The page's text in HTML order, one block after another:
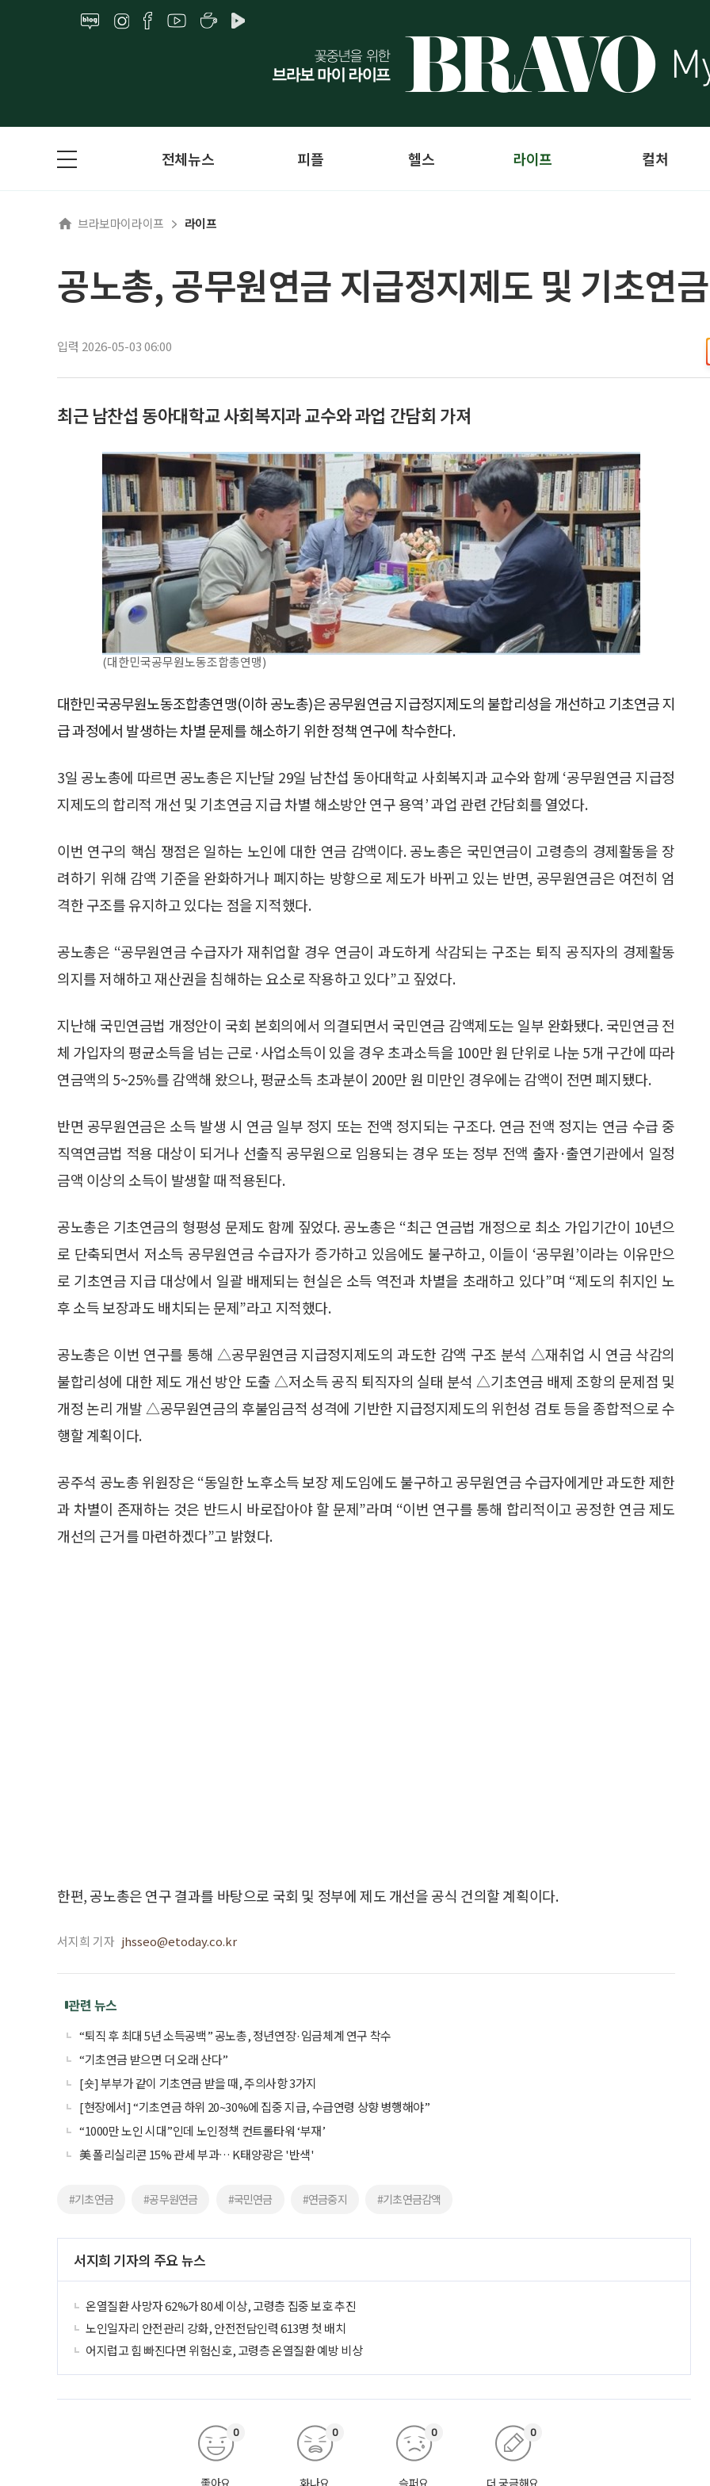
전체뉴스 피플 헬스 라이프 컬처
브라보마이라이프 라이프
공노총, 공무원연금 지급정지제도 및 기초연
입력 2026-05-03 06:00
최근 남찬섭 동아대학교 사회복지과 교수와 과업 간담회 가져
(대한민국공무원노동조합총연맹)
대한민국공무원노동조합총연맹(이하 공노총)은 공무원연금 지급정지제도의 불합리성을 개선하고 기초연금 지
급 과정에서 발생하는 차별 문제를 해소하기 위한 정책 연구에 착수한다.
3일 공노총에 따르면 공노총은 지난달 29일 남찬섭 동아대학교 사회복지과 교수와 함께 ‘공무원연금 지급정
지제도의 합리적 개선 및 기초연금 지급 차별 해소방안 연구 용역’ 과업 관련 간담회를 열었다.
이번 연구의 핵심 쟁점은 일하는 노인에 대한 연금 감액이다. 공노총은 국민연금이 고령층의 경제활동을 장
려하기 위해 감액 기준을 완화하거나 폐지하는 방향으로 제도가 바뀌고 있는 반면, 공무원연금은 여전히 엄
격한 구조를 유지하고 있다는 점을 지적했다.
공노총은 “공무원연금 수급자가 재취업할 경우 연금이 과도하게 삭감되는 구조는 퇴직 공직자의 경제활동
의지를 저해하고 재산권을 침해하는 요소로 작용하고 있다”고 짚었다.
지난해 국민연금법 개정안이 국회 본회의에서 의결되면서 국민연금 감액제도는 일부 완화됐다. 국민연금 전
체 가입자의 평균소득을 넘는 근로·사업소득이 있을 경우 초과소득을 100만 원 단위로 나눈 5개 구간에 따라
연금액의 5~25%를 감액해 왔으나, 평균소득 초과분이 200만 원 미만인 경우에는 감액이 전면 폐지됐다.
반면 공무원연금은 소득 발생 시 연금 일부 정지 또는 전액 정지되는 구조다. 연금 전액 정지는 연금 수급 중
직역연금법 적용 대상이 되거나 선출직 공무원으로 임용되는 경우 또는 정부 전액 출자·출연기관에서 일정
금액 이상의 소득이 발생할 때 적용된다.
공노총은 기초연금의 형평성 문제도 함께 짚었다. 공노총은 “최근 연금법 개정으로 최소 가입기간이 10년으
로 단축되면서 저소득 공무원연금 수급자가 증가하고 있음에도 불구하고, 이들이 ‘공무원’이라는 이유만으
로 기초연금 지급 대상에서 일괄 배제되는 현실은 소득 역전과 차별을 초래하고 있다”며 “제도의 취지인 노
후 소득 보장과도 배치되는 문제”라고 지적했다.
공노총은 이번 연구를 통해 △공무원연금 지급정지제도의 과도한 감액 구조 분석 △재취업 시 연금 삭감의
불합리성에 대한 제도 개선 방안 도출 △저소득 공직 퇴직자의 실태 분석 △기초연금 배제 조항의 문제점 및
개정 논리 개발 △공무원연금의 후불임금적 성격에 기반한 지급정지제도의 위헌성 검토 등을 종합적으로 수
행할 계획이다.
공주석 공노총 위원장은 “동일한 노후소득 보장 제도임에도 불구하고 공무원연금 수급자에게만 과도한 제한
과 차별이 존재하는 것은 반드시 바로잡아야 할 문제”라며 “이번 연구를 통해 합리적이고 공정한 연금 제도
개선의 근거를 마련하겠다”고 밝혔다.
한편, 공노총은 연구 결과를 바탕으로 국회 및 정부에 제도 개선을 공식 건의할 계획이다.
서지희 기자 jhsseo@etoday.co.kr
관련 뉴스
“퇴직 후 최대 5년 소득공백” 공노총, 정년연장·임금체계 연구 착수
“기초연금 받으면 더 오래 산다”
[숏] 부부가 같이 기초연금 받을 때, 주의사항 3가지
[현장에서] “기초연금 하위 20~30%에 집중 지급, 수급연령 상향 병행해야”
“1000만 노인 시대”인데 노인정책 컨트롤타워 ‘부재’
美 폴리실리콘 15% 관세 부과… K태양광은 '반색'
#기초연금 #공무원연금 #국민연금 #연금중지 #기초연금감액
서지희 기자의 주요 뉴스
온열질환 사망자 62%가 80세 이상, 고령층 집중 보호 추진
노인일자리 안전관리 강화, 안전전담인력 613명 첫 배치
어지럽고 힘 빠진다면 위험신호, 고령층 온열질환 예방 비상
좋아요
0
화나요
0
슬퍼요
0
더 궁금해요
0